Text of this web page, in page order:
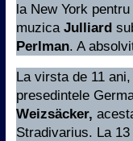
la New York
muzica Julliard
Perlman. A
La virsta de 11
presedintele
Weizsäcker,
Stradivarius. La